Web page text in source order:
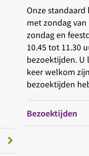
Onze
met zondag van
zondag en
10.45 tot 11.30
bezoektijden. U
keer welkom
bezoektijden
Bezoektijden